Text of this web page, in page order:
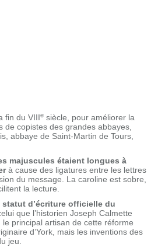
fin du VIIIe siècle, pour améliorer la
de copistes des grandes abbayes,
abbaye de Saint-Martin de Tours,
majuscules étaient longues à
à cause des ligatures entre les lettres
du message. La caroline est sobre,
la lecture.
d’écriture officielle du
que l’historien Joseph Calmette
principal artisan de cette réforme
d’York, mais les inventions des
jeu.